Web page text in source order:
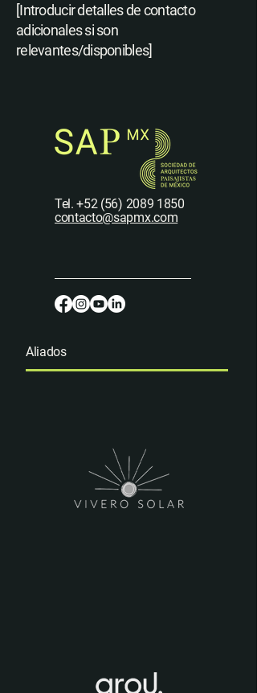
[Introducir detalles de contacto
adicionales si son
relevantes/disponibles]
Tel.+52 (56) 2089 1850
contacto@sapmx.com
Aliados